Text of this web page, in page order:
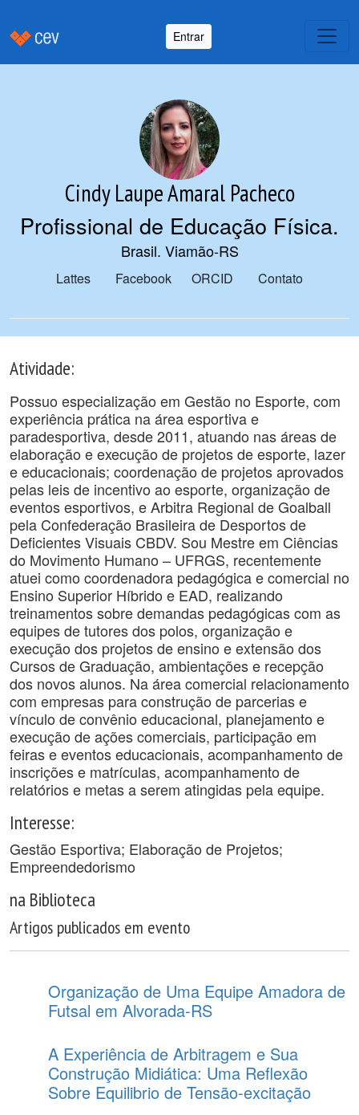
Entrar
Cindy Laupe Amaral Pacheco
Profissional de Educação Física.
Brasil. Viamão-RS
Lattes Facebook ORCID Contato
Atividade:
Possuo especialização em Gestão no Esporte, com
experiência prática na área esportiva e
paradesportiva, desde 2011, atuando nas áreas de
elaboração e execução de projetos de esporte, lazer
e educacionais; coordenação de projetos aprovados
pelas leis de incentivo ao esporte, organização de
eventos esportivos, e Arbitra Regional de Goalball
pela Confederação Brasileira de Desportos de
Deficientes Visuais CBDV. Sou Mestre em Ciências
do Movimento Humano – UFRGS, recentemente
atuei como coordenadora pedagógica e comercial no
Ensino Superior Híbrido e EAD, realizando
treinamentos sobre demandas pedagógicas com as
equipes de tutores dos polos, organização e
execução dos projetos de ensino e extensão dos
Cursos de Graduação, ambientações e recepção
dos novos alunos. Na área comercial relacionamento
com empresas para construção de parcerias e
vínculo de convênio educacional, planejamento e
execução de ações comerciais, participação em
feiras e eventos educacionais, acompanhamento de
inscrições e matrículas, acompanhamento de
relatórios e metas a serem atingidas pela equipe.
Interesse:
Gestão Esportiva; Elaboração de Projetos;
Empreendedorismo
na Biblioteca
Artigos publicados em evento
Organização de Uma Equipe Amadora de
Futsal em Alvorada-RS
A Experiência de Arbitragem e Sua
Construção Midiática: Uma Reflexão
Sobre Equilibrio de Tensão-excitação